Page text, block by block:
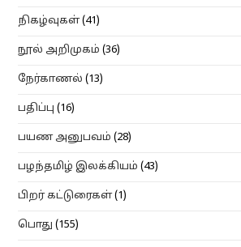
நிகழ்வுகள்(41)
நூல் அறிமுகம் (36)
நேர்காணல் (13)
பதிப்பு (16)
பயண அனுபவம் (28)
பழந்தமிழ் இலக்கியம் (43)
பிறர் கட்டுரைகள்(1)
பொது (155)